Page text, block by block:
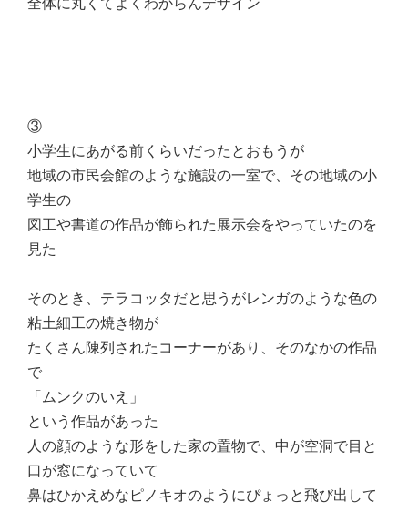
全体に丸くてよくわからんデザイン
③
小学生にあがる前くらいだったとおもうが
地域の市民会館のような施設の一室で、その地域の小
学生の
図工や書道の作品が飾られた展示会をやっていたのを
見た
そのとき、テラコッタだと思うがレンガのような色の
粘土細工の焼き物が
たくさん陳列されたコーナーがあり、そのなかの作品
で
「ムンクのいえ」
という作品があった
人の顔のような形をした家の置物で、中が空洞で目と
口が窓になっていて
鼻はひかえめなピノキオのようにぴょっと飛び出して